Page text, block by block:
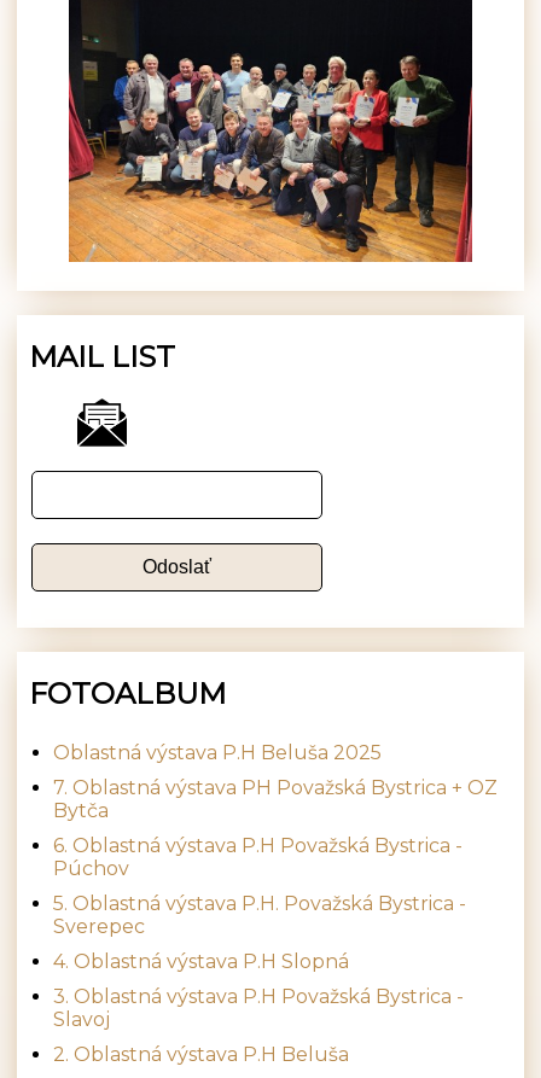
MAIL LIST
FOTOALBUM
Oblastná výstava P.H Beluša 2025
7. Oblastná výstava PH Považská Bystrica + OZ
Bytča
6. Oblastná výstava P.H Považská Bystrica -
Púchov
5. Oblastná výstava P.H. Považská Bystrica -
Sverepec
4. Oblastná výstava P.H Slopná
3. Oblastná výstava P.H Považská Bystrica -
Slavoj
2. Oblastná výstava P.H Beluša